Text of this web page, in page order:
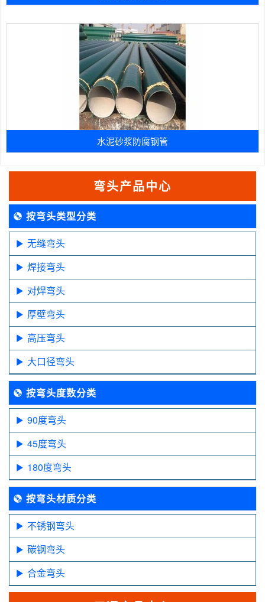
水泥砂浆防腐钢管
弯头产品中心
按弯头类型分类
无缝弯头
焊接弯头
对焊弯头
厚壁弯头
高压弯头
大口径弯头
按弯头度数分类
90度弯头
45度弯头
180度弯头
按弯头材质分类
不锈钢弯头
碳钢弯头
合金弯头